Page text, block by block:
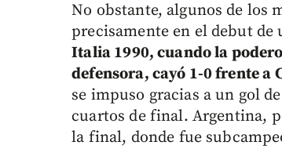
No obstante, algunos de los
precisamente en el debut
Italia 1990, cuando la
defensora, cayó 1-0 frente a
se impuso gracias a un gol
cuartos de final. Argentina,
la final, donde fue